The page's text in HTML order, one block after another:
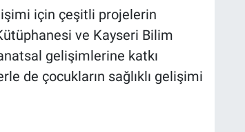
için çeşitli projelerin
ve Kayseri Bilim
gelişimlerine katkı
de çocukların sağlıklı gelişimi